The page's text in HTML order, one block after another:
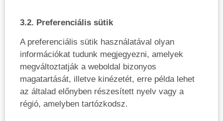
3.2. Preferenciális sütik
A preferenciális sütik használatával olyan
információkat tudunk megjegyezni, amelyek
megváltoztatják a weboldal bizonyos
magatartását, illetve kinézetét, erre példa lehet
az általad előnyben részesített nyelv vagy a
régió, amelyben tartózkodsz.